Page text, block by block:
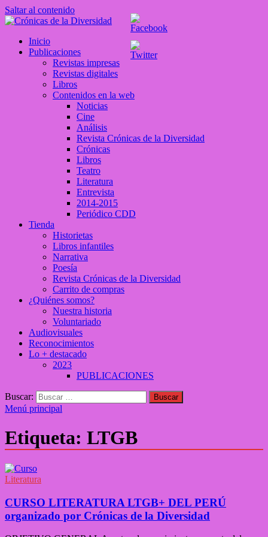
Saltar al contenido
Crónicas de la Diversidad
Plataforma de comunicaciones sobre temas de cultura LGTB+
Inicio
Publicaciones
Revistas impresas
Revistas digitales
Libros
Contenidos en la web
Noticias
Cine
Análisis
Revista Crónicas de la Diversidad
Crónicas
Libros
Teatro
Literatura
Entrevista
2014-2015
Periódico CDD
Tienda
Historietas
Libros infantiles
Narrativa
Poesía
Revista Crónicas de la Diversidad
Carrito de compras
¿Quiénes somos?
Nuestra historia
Voluntariado
Audiovisuales
Reconocimientos
Lo + destacado
2023
PUBLICACIONES
Buscar:
Menú principal
Etiqueta: LTGB
Literatura
CURSO LITERATURA LTGB+ DEL PERÚ
organizado por Crónicas de la Diversidad